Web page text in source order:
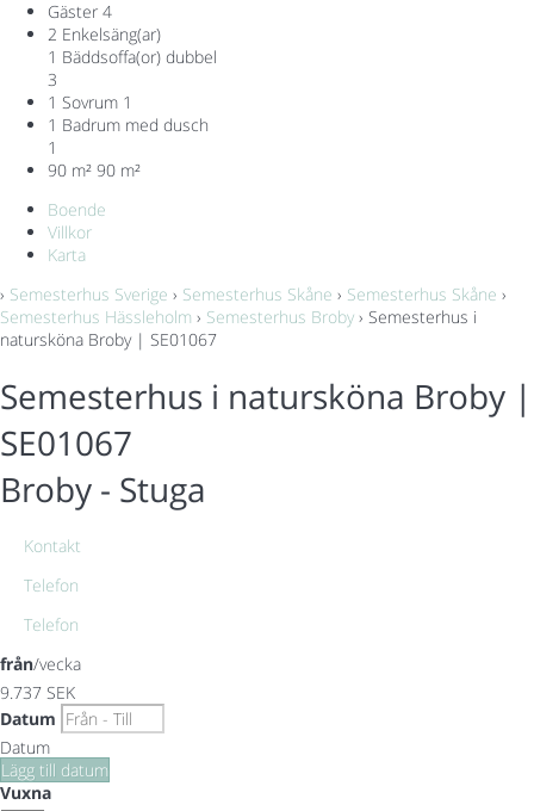
Gäster 4
2 Enkelsäng(ar)
1 Bäddsoffa(or) dubbel
3
1 Sovrum 1
1 Badrum med dusch
1
90 m² 90 m²
Boende
Villkor
Karta
› Semesterhus Sverige › Semesterhus Skåne › Semesterhus Skåne ›
Semesterhus Hässleholm › Semesterhus Broby › Semesterhus i
natursköna Broby | SE01067
Semesterhus i natursköna Broby |
SE01067
Broby - Stuga
Kontakt
Telefon
Telefon
från/vecka
9.737 SEK
Datum
Datum
Lägg till datum
Vuxna